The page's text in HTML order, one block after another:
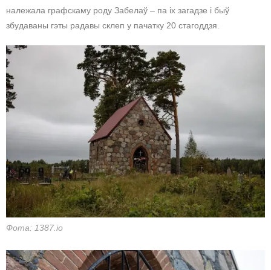
належала графскаму роду Забелаў – па іх загадзе і быў
збудаваны гэты радавы склеп у пачатку 20 стагоддзя.
Фота: 1387.io